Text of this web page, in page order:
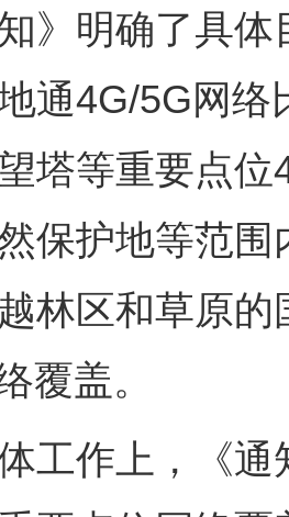
明确了具体
地通4G/5G网
塔等重要点
保护地等范
林区和草原
覆盖。
作上，《通